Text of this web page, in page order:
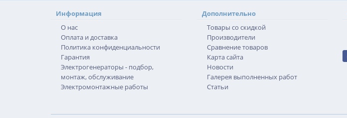
Информация
О нас
Оплата и доставка
Политика конфиденциальности
Гарантия
Электрогенераторы - подбор,
монтаж, обслуживание
Электромонтажные работы
Дополнительно
Товары со скидкой
Производители
Сравнение товаров
Карта сайта
Новости
Галерея выполненных работ
Статьи